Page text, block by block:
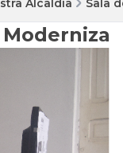
Alcaldía Sala